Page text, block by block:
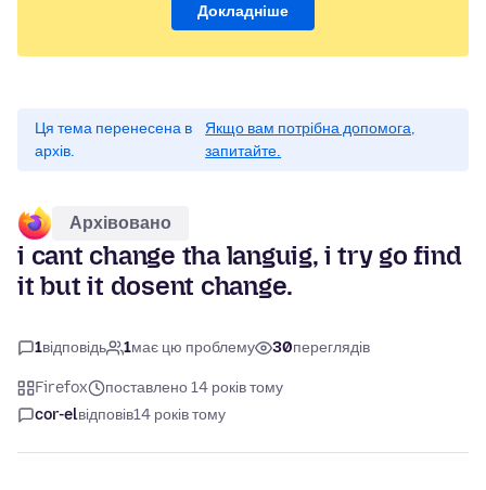
Докладніше
Ця тема перенесена в
архів.
Якщо вам потрібна допомога,
запитайте.
Архівовано
i cant change tha languig, i try go find
it but it dosent change.
1відповідь 1має цю проблему 30переглядів
Firefox
поставлено 14 років тому
cor-elвідповів14 років тому